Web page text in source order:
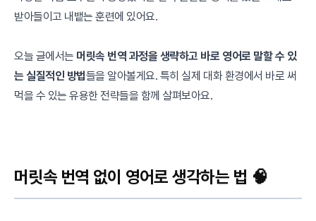
받아들이고 내뱉는 훈련에 있어요.
오늘 글에서는 머릿속 번역 과정을 생략하고 바로 영어로 말할 수 있
는 실질적인 방법들을 알아볼게요. 특히 실제 대화 환경에서 바로 써
먹을 수 있는 유용한 전략들을 함께 살펴보아요.
머릿속 번역 없이 영어로 생각하는 법 🧠